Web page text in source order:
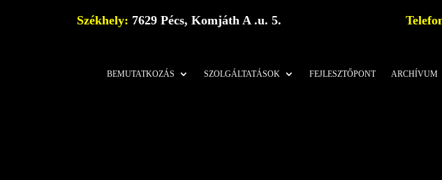
Székhely: 7629 Pécs, Komjáth A .u. 5.
BEMUTATKOZÁS SZOLGÁLTATÁSOK FEJLESZTŐPONT ARCHÍVUM